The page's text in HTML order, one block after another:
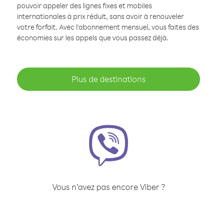
pouvoir appeler des lignes fixes et mobiles
internationales à prix réduit, sans avoir à renouveler
votre forfait. Avec l'abonnement mensuel, vous faites des
économies sur les appels que vous passez déjà.
Plus de destinations
Vous n’avez pas encore Viber ?